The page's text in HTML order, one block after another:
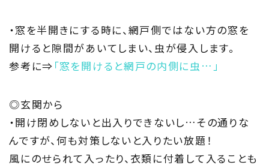
住宅相談窓口 じゅうmado
・窓を半開きにする時に、網戸側ではない方の窓を
開けると隙間があいてしまい、虫が侵入します。
参考に⇒ 「窓を開けると網戸の内側に虫…」
◎玄関から
・開け閉めしないと出入りできないし…その通りな
んですが、何も対策しないと入りたい放題！
風にのせられて入ったり、衣類に付着して入ることも